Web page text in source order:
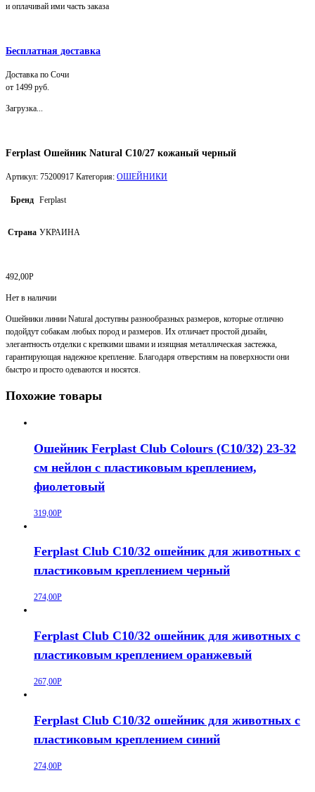
и оплачивай ими часть заказа
Бесплатная доставка
Доставка по Сочи
от 1499 руб.
Загрузка...
Ferplast Ошейник Natural C10/27 кожаный черный
Артикул: 75200917 Категория: ОШЕЙНИКИ
Бренд Ferplast
Страна УКРАИНА
492,00Р
Нет в наличии
Ошейники линии Natural доступны разнообразных размеров, которые отлично
подойдут собакам любых пород и размеров. Их отличает простой дизайн,
элегантность отделки с крепкими швами и изящная металлическая застежка,
гарантирующая надежное крепление. Благодаря отверстиям на поверхности они
быстро и просто одеваются и носятся.
Похожие товары
Ошейник Ferplast Club Colours (C10/32) 23-32
см нейлон с пластиковым креплением,
фиолетовый
319,00Р
Ferplast Club C10/32 ошейник для животных с
пластиковым креплением черный
274,00Р
Ferplast Club C10/32 ошейник для животных с
пластиковым креплением оранжевый
267,00Р
Ferplast Club C10/32 ошейник для животных с
пластиковым креплением синий
274,00Р